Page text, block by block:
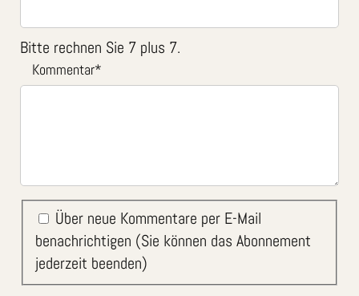
Bitte rechnen Sie 7 plus 7.
Kommentar*
Über neue Kommentare per E-Mail
benachrichtigen (Sie können das Abonnement
jederzeit beenden)